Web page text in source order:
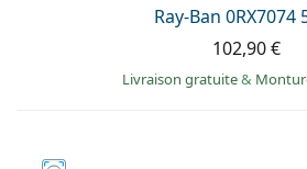
Ray-Ban 0RX7074
102,90 €
Livraison gratuite&